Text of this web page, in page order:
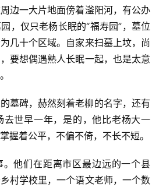
边一大片地面傍着滏阳河，有公办
，仅只老杨长眠的“福寿园”，墓位
几十个区域。自家来扫墓上坟，尚
要想偶遇熟人长眠一起，也是太意
墓碑，赫然刻着老柳的名字，还有
去世早一年，是的，他比老杨大一
握着公平，不偏不倚，不长不短。
他们在距离市区最边远的一个县
村学校里，一个语文老师，一个数